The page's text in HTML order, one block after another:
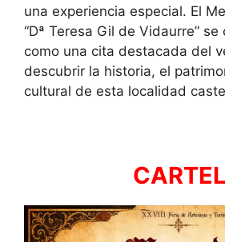
una experiencia especial. El
“Dª Teresa Gil de Vidaurre”
como una cita destacada del
descubrir la historia, el
cultural de esta localidad
CARTEL